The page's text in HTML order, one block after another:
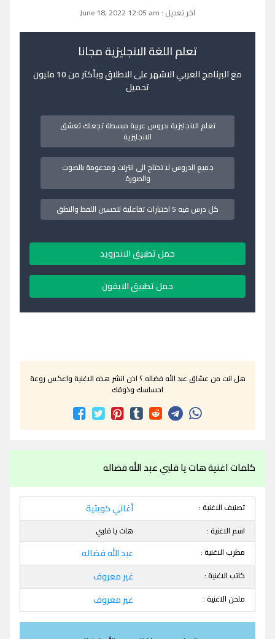
اخر تعديل : June 18, 2022 12:05 am
تعلم اللغة الانجليزية مجانا
مع البرنامج العربي الاشهر على الاطلاق وبأكثر من 10 مليون
تحميل
تعلم الانجليزية بدروس عربية مبسطة تجعلك تعشق
الانجليزية
جميع الدروس لا تحتاج الى انترنت ومدعومة بالصوت
والصورة
كل درس فيه 5 اختبارات تفاعلية لتحسين اللفظ والنطق
حمل تطبيق الاندرويد
حمل تطبيق الايفون
هل انت من عشاق عبد الله فضاله ؟ اذن انشر هذه الاغنية واعكس روعة
احساسك وذوقك
كلمات اغنية هات يا قلبي عبد الله فضاله
تصنيف الاغنية : أغاني كويتية
اسم الاغنية :
هات يا قلبي
مطرب الاغنية :
عبد الله فضاله
كاتب الاغنية : غير معروف
ملحن الاغنية : غير معروف